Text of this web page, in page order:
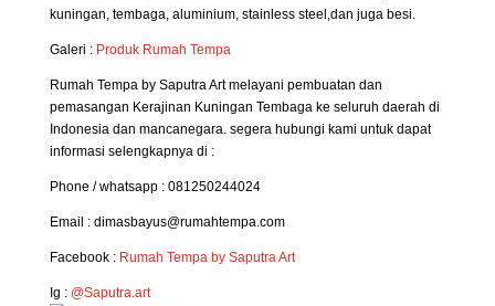
kuningan, tembaga, aluminium, stainless steel,dan juga besi.
Galeri : Produk Rumah Tempa
Rumah Tempa by Saputra Art melayani pembuatan dan
pemasangan Kerajinan Kuningan Tembaga ke seluruh daerah di
Indonesia dan mancanegara. segera hubungi kami untuk dapat
informasi selengkapnya di :
Phone / whatsapp : 081250244024
Email : dimasbayus@rumahtempa.com
Facebook : Rumah Tempa by Saputra Art
Ig : @Saputra.art